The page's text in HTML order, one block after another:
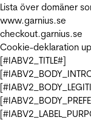
Lista över domäner
www.garnius.se
checkout.garnius.se
Cookie-deklaration
[#IABV2_TITLE#]